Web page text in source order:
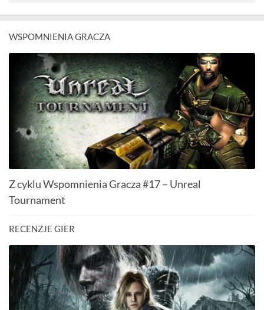
WSPOMNIENIA GRACZA
Z cyklu Wspomnienia Gracza #17 – Unreal
Tournament
RECENZJE GIER